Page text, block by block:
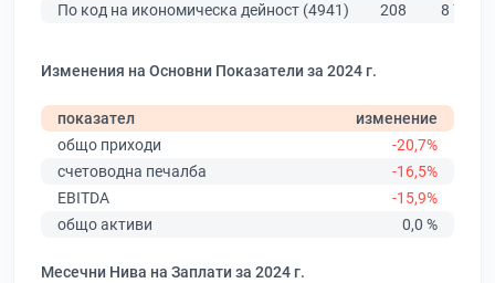
По код на икономическа дейност (4941)
208 8 756
Изменения на Основни Показатели за 2024 г.
показател
изменение
общо приходи
-20,7%
счетоводна печалба
-16,5%
EBITDA
-15,9%
общо активи
0,0 %
Месечни Нива на Заплати за 2024 г.